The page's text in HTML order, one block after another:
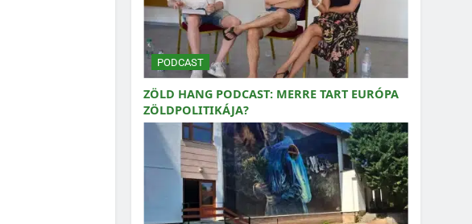
PODCAST
ZÖLD HANG PODCAST: MERRE TART EURÓPA
ZÖLDPOLITIKÁJA?